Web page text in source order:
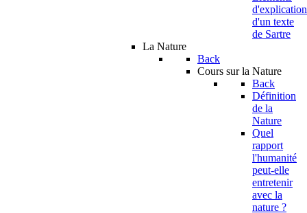
d'explication
d'un texte
de Sartre
La Nature
Back
Cours sur la Nature
Back
Définition
de la
Nature
Quel
rapport
l'humanité
peut-elle
entretenir
avec la
nature ?